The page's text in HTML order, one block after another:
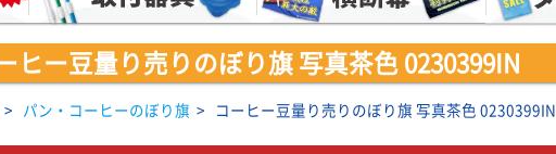
ヒー豆量り売りのぼり旗 写真茶色 0230399IN
> パン・コーヒーのぼり旗 > コーヒー豆量り売りのぼり旗 写真茶色 0230399IN